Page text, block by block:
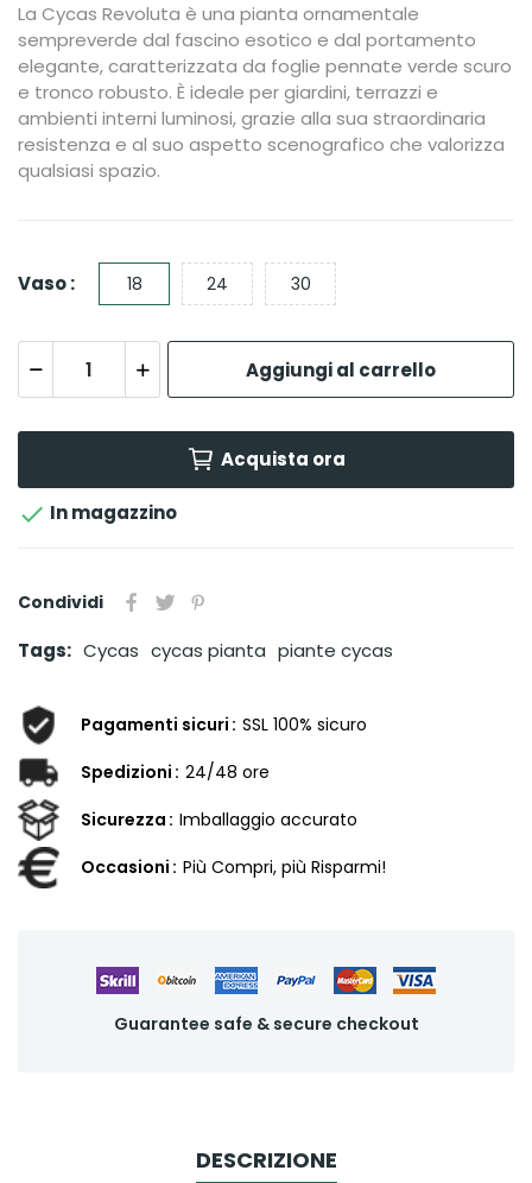
La Cycas Revoluta è una pianta ornamentale
sempreverde dal fascino esotico e dal portamento
elegante, caratterizzata da foglie pennate verde scuro
e tronco robusto. È ideale per giardini, terrazzi e
ambienti interni luminosi, grazie alla sua straordinaria
resistenza e al suo aspetto scenografico che valorizza
qualsiasi spazio.
Vaso : 18 24 30
Aggiungi al carrello
Acquista ora
 In magazzino
Condividi
Tags: Cycas cycas pianta piante cycas
Pagamenti sicuri SSL 100% sicuro
Spedizioni 24/48 ore
Sicurezza Imballaggio accurato
Occasioni Più Compri, più Risparmi!
Guarantee safe & secure checkout
DESCRIZIONE